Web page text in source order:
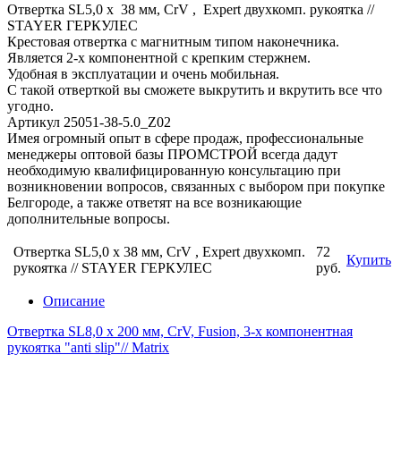
Отвертка SL5,0 x 38 мм, CrV , Expert двухкомп. рукоятка //
STAYER ГЕРКУЛЕС
Крестовая отвертка с магнитным типом наконечника.
Является 2-х компонентной с крепким стержнем.
Удобная в эксплуатации и очень мобильная.
С такой отверткой вы сможете выкрутить и вкрутить все что
угодно.
Артикул 25051-38-5.0_Z02
Имея огромный опыт в сфере продаж, профессиональные
менеджеры оптовой базы ПРОМСТРОЙ всегда дадут
необходимую квалифицированную консультацию при
возникновении вопросов, связанных с выбором при покупке
Белгороде, а также ответят на все возникающие
дополнительные вопросы.
Отвертка SL5,0 x 38 мм, CrV , Expert двухкомп.
рукоятка // STAYER ГЕРКУЛЕС
72
руб.
Купить
Описание
Отвертка SL8,0 х 200 мм, CrV, Fusion, 3-х компонентная
рукоятка "anti slip"// Matrix